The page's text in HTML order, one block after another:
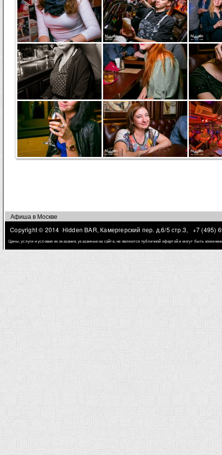
Афиша в Москве
Copyright © 2014 Hidden BAR, Камергерский пер. д.6/5 стр.3,
+7 (495)
Цены, услуги и условия их оказания, указанные на сайте, не являются публичной офертой и могут быть